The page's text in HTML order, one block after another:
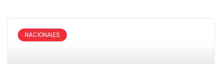
NACIONALES